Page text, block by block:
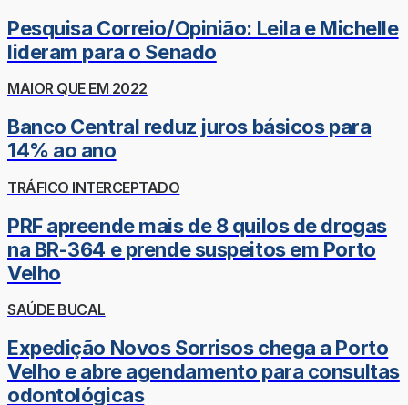
Pesquisa Correio/Opinião: Leila e Michelle
lideram para o Senado
MAIOR QUE EM 2022
Banco Central reduz juros básicos para
14% ao ano
TRÁFICO INTERCEPTADO
PRF apreende mais de 8 quilos de drogas
na BR-364 e prende suspeitos em Porto
Velho
SAÚDE BUCAL
Expedição Novos Sorrisos chega a Porto
Velho e abre agendamento para consultas
odontológicas